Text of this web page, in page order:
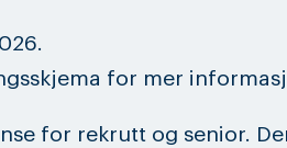
for mer
for rekrutt og senior.